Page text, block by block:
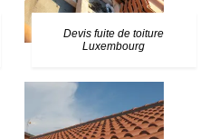
Devis fuite de toiture
Luxembourg